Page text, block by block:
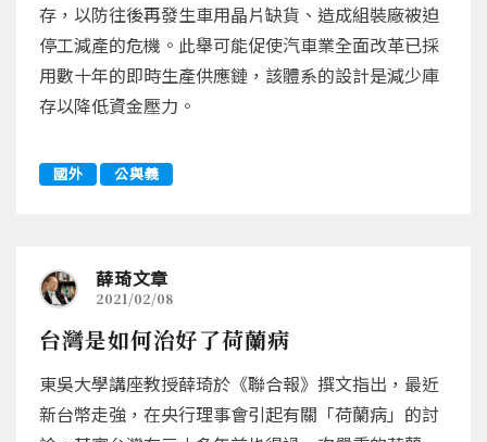
存，以防往後再發生車用晶片缺貨、造成組裝廠被迫
停工減產的危機。此舉可能促使汽車業全面改革已採
用數十年的即時生產供應鏈，該體系的設計是減少庫
存以降低資金壓力。
國外 公與義
薛琦文章
2021/02/08
台灣是如何治好了荷蘭病
東吳大學講座教授薛琦於《聯合報》撰文指出，最近
新台幣走強，在央行理事會引起有關「荷蘭病」的討